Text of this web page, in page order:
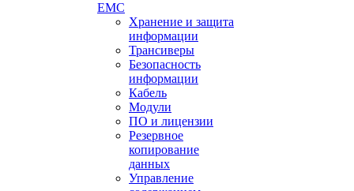
EMC
Хранение и защита
информации
Трансиверы
Безопасность
информации
Кабель
Модули
ПО и лицензии
Резервное
копирование
данных
Управление